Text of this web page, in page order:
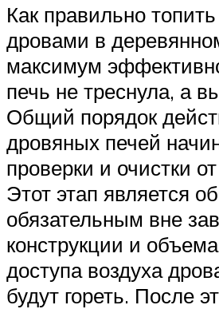
Как правильно
дровами в
максимум
печь не треснула, а
Общий порядок
дровяных печей
проверки и очистки
Этот этап является
обязательным вне
конструкции и
доступа воздуха
будут гореть. После